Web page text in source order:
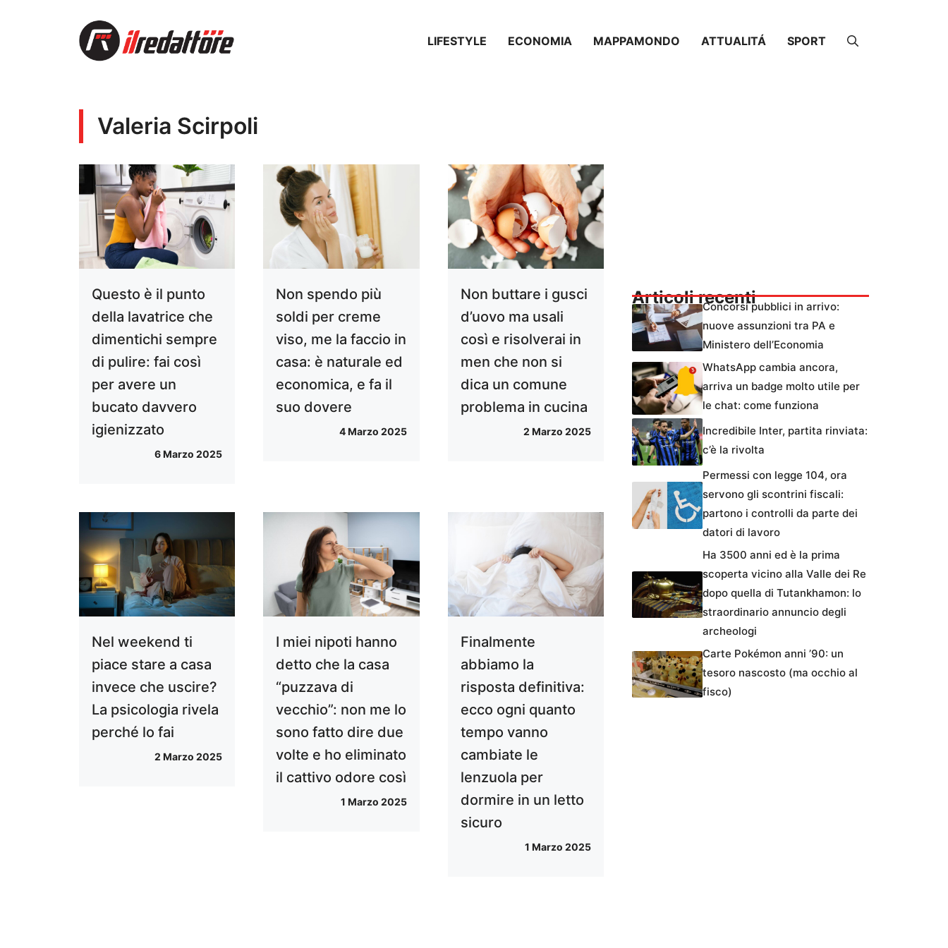
LIFESTYLE ECONOMIA MAPPAMONDO ATTUALITÁ SPORT
Valeria Scirpoli
Questo è il punto
della lavatrice che
dimentichi sempre
di pulire: fai così
per avere un
bucato davvero
igienizzato
6 Marzo 2025
Non spendo più
soldi per creme
viso, me la faccio in
casa: è naturale ed
economica, e fa il
suo dovere
4 Marzo 2025
Non buttare i gusci
d’uovo ma usali
così e risolverai in
men che non si
dica un comune
problema in cucina
2 Marzo 2025
Nel weekend ti
piace stare a casa
invece che uscire?
La psicologia rivela
perché lo fai
2 Marzo 2025
I miei nipoti hanno
detto che la casa
“puzzava di
vecchio”: non me lo
sono fatto dire due
volte e ho eliminato
il cattivo odore così
1 Marzo 2025
Finalmente
abbiamo la
risposta definitiva:
ecco ogni quanto
tempo vanno
cambiate le
lenzuola per
dormire in un letto
sicuro
1 Marzo 2025
Articoli recentiConcorsi pubblici in arrivo:
nuove assunzioni tra PA e
Ministero dell’Economia
WhatsApp cambia ancora,
arriva un badge molto utile per
le chat: come funziona
Incredibile Inter, partita rinviata:
c’è la rivolta
Permessi con legge 104, ora
servono gli scontrini fiscali:
partono i controlli da parte dei
datori di lavoro
Ha 3500 anni ed è la prima
scoperta vicino alla Valle dei Re
dopo quella di Tutankhamon: lo
straordinario annuncio degli
archeologi
Carte Pokémon anni ’90: un
tesoro nascosto (ma occhio al
fisco)